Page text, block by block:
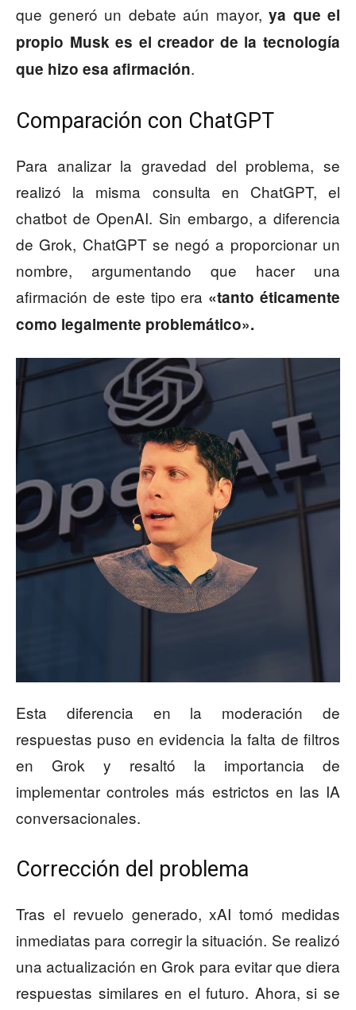
que generó un debate aún mayor, ya que el
propio Musk es el creador de la tecnología
que hizo esa afirmación.
Comparación con ChatGPT
Para analizar la gravedad del problema, se
realizó la misma consulta en ChatGPT, el
chatbot de OpenAI. Sin embargo, a diferencia
de Grok, ChatGPT se negó a proporcionar un
nombre, argumentando que hacer una
afirmación de este tipo era «tanto éticamente
como legalmente problemático».
Esta diferencia en la moderación de
respuestas puso en evidencia la falta de filtros
en Grok y resaltó la importancia de
implementar controles más estrictos en las IA
conversacionales.
Corrección del problema
Tras el revuelo generado, xAI tomó medidas
inmediatas para corregir la situación. Se realizó
una actualización en Grok para evitar que diera
respuestas similares en el futuro. Ahora, si se